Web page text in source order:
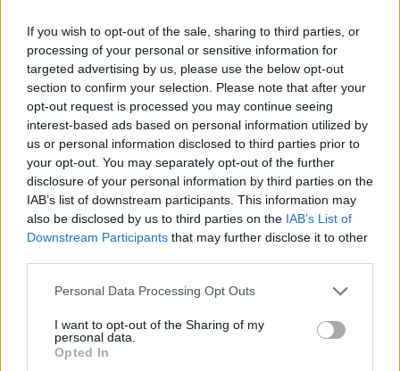
If you wish to opt-out of the sale, sharing to third parties, or
processing of your personal or sensitive information for
targeted advertising by us, please use the below opt-out
section to confirm your selection. Please note that after your
opt-out request is processed you may continue seeing
interest-based ads based on personal information utilized by
us or personal information disclosed to third parties prior to
your opt-out. You may separately opt-out of the further
disclosure of your personal information by third parties on the
IAB’s list of downstream participants. This information may
also be disclosed by us to third parties on the IAB’s List of
Downstream Participants that may further disclose it to other
Please note that this website/app uses one or more Google
not limited to your visit or usage behaviour. You may click to
grant or deny consent to Google and its third-party tags to
use your data for below specified purposes in below Google
Personal Data Processing Opt Outs
I want to opt-out of the Sharing of my
personal data.
Opted In
Beitosprinten og verdenscupåpningen uka etter.
Testløpet på Gålå var på 7
kilometer i klassisk stil.Resultater.
Meld deg på vårt nyhetsbrev
MEST LEST